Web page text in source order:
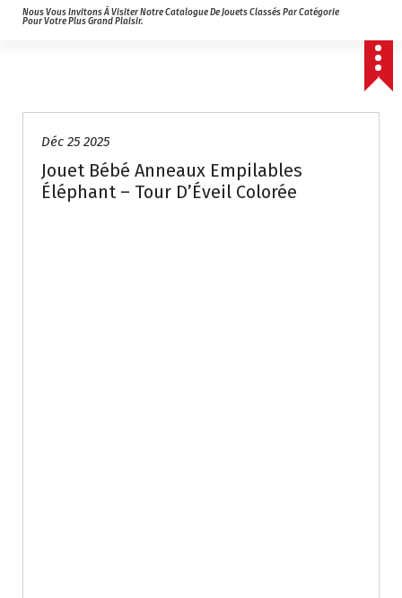
Nous Vous Invitons À Visiter Notre Catalogue De Jouets Classés Par Catégorie
Pour Votre Plus Grand Plaisir.
Déc 25 2025
Jouet Bébé Anneaux Empilables
Éléphant – Tour D’Éveil Colorée